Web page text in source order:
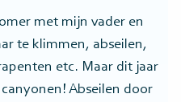
met mijn vader en
te klimmen, abseilen,
etc. Maar dit jaar
Abseilen door